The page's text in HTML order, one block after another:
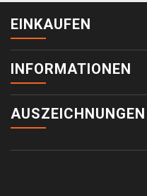
EINKAUFEN
INFORMATIONEN
AUSZEICHNUNGEN